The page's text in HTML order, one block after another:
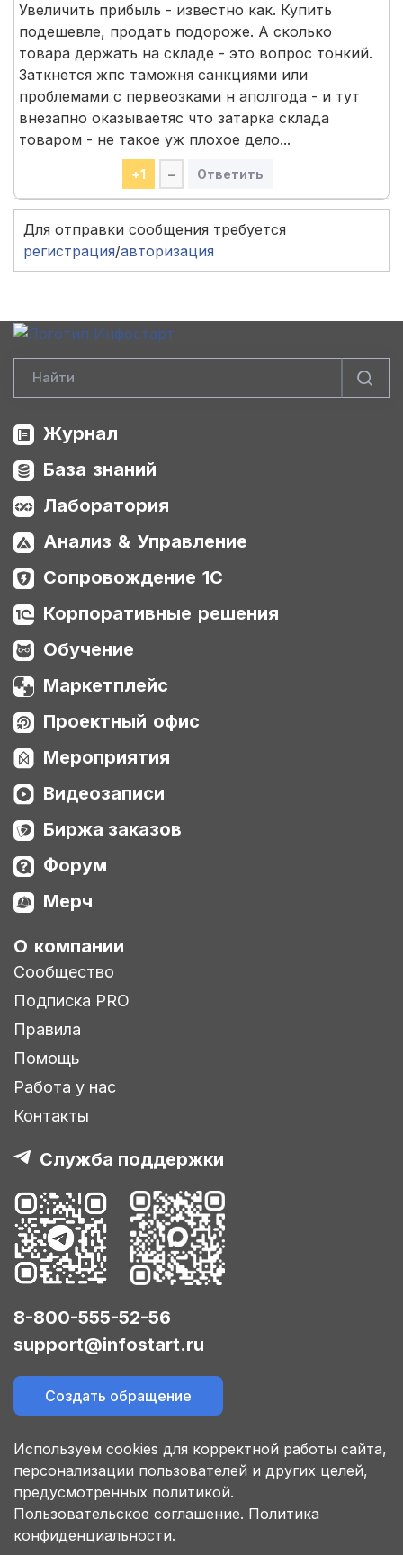
Увеличить прибыль - известно как. Купить
подешевле, продать подороже. А сколько
товара держать на складе - это вопрос тонкий.
Заткнется жпс таможня санкциями или
проблемами с первеозками н аполгода - и тут
внезапно оказываетяс что затарка склада
товаром - не такое уж плохое дело...
+1 – Ответить
Для отправки сообщения требуется
регистрация/авторизация
Журнал
База знаний
Лаборатория
Анализ & Управление
Сопровождение 1С
Корпоративные решения
Обучение
Маркетплейс
Проектный офис
Мероприятия
Видеозаписи
Биржа заказов
Форум
Мерч
О компании
Сообщество
Подписка PRO
Правила
Помощь
Работа у нас
Контакты
Служба поддержки
8-800-555-52-56
support@infostart.ru
Создать обращение
Используем cookies для корректной работы сайта,
персонализации пользователей и других целей,
предусмотренных политикой.
Пользовательское соглашение. Политика
конфиденциальности.